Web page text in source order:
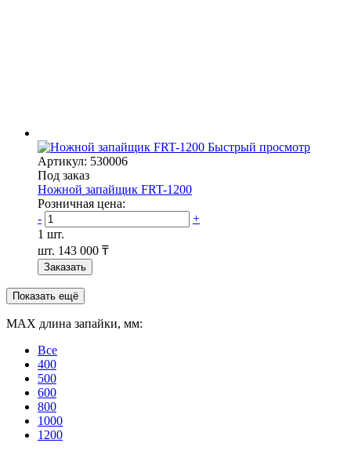
Быстрый просмотр
Артикул: 530006
Под заказ
Ножной запайщик FRT-1200
Розничная цена:
-
+
1 шт.
шт. 143 000 ₸
Заказать
Показать ещё
МАХ длина запайки, мм:
Все
400
500
600
800
1000
1200